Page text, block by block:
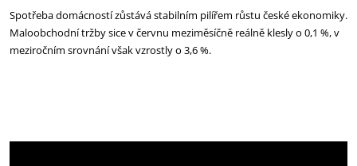
Spotřeba domácností zůstává stabilním pilířem růstu české ekonomiky.
Maloobchodní tržby sice v červnu meziměsíčně reálně klesly o 0,1 %, v
meziročním srovnání však vzrostly o 3,6 %.